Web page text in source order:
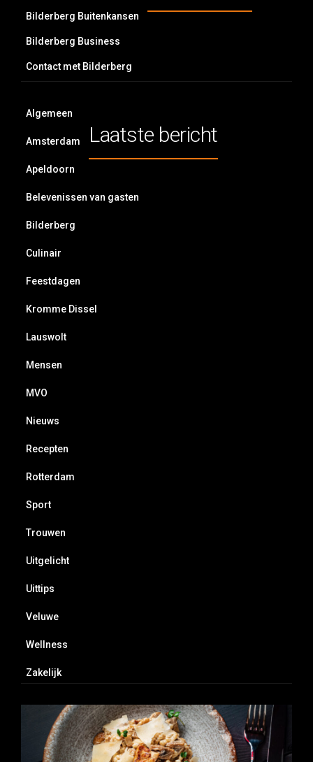
Bilderberg Buitenkansen
Bilderberg Business
Contact met Bilderberg
Algemeen
Amsterdam
Apeldoorn
Belevenissen van gasten
Bilderberg
Culinair
Feestdagen
Kromme Dissel
Lauswolt
Mensen
MVO
Nieuws
Recepten
Rotterdam
Sport
Trouwen
Uitgelicht
Uittips
Veluwe
Wellness
Zakelijk
Laatste bericht